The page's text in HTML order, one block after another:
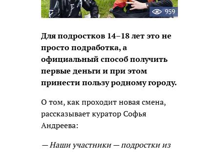
959
Для подростков 14–18 лет это не
просто подработка, а
официальный способ получить
первые деньги и при этом
принести пользу родному городу.
О том, как проходит новая смена,
рассказывает куратор Софья
Андреева:
— Наши участники — подростки из